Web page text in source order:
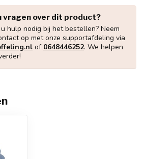
vragen over dit product?
hulp nodig bij het bestellen? Neem
op met onze supportafdeling via
of 0648446252. We helpen